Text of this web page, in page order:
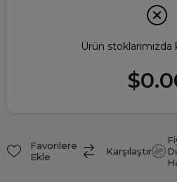
Ürün stoklarımızda
Favorilere
Ekle
Karşılaştır